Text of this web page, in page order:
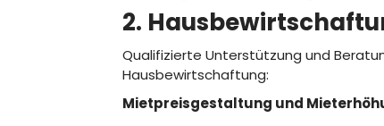
2.
Qualifizierte Unterstützung und
Hausbewirtschaftung:
Mietpreisgestaltung und